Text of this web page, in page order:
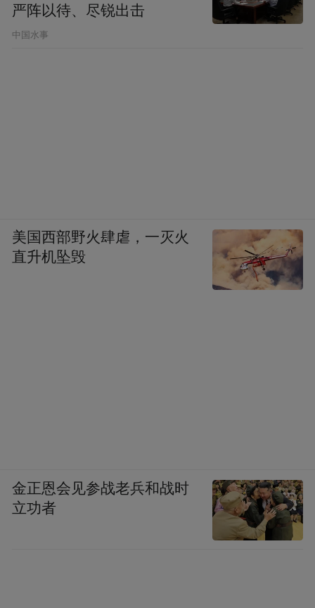
严阵以待、尽锐出击
中国水事
美国西部野火肆虐，一灭火
直升机坠毁
金正恩会见参战老兵和战时
立功者